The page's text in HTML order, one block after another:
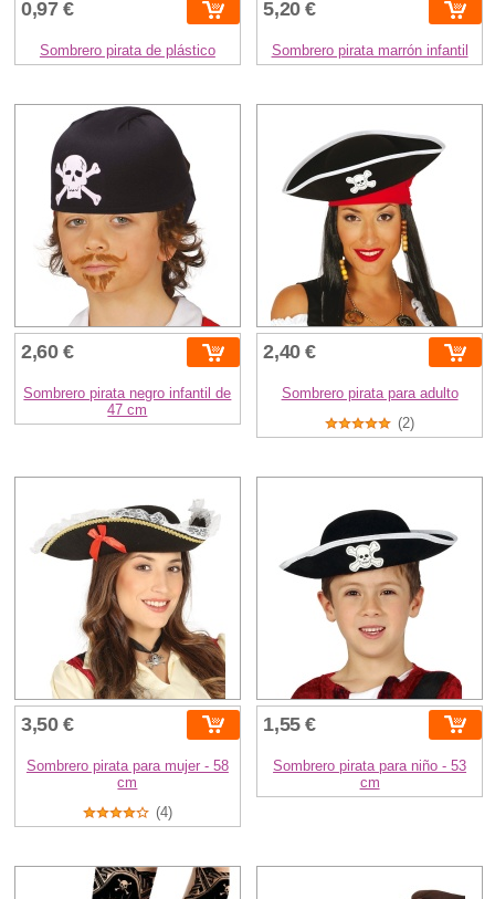
0,97 €
Sombrero pirata de plástico
5,20 €
Sombrero pirata marrón infantil
2,60 €
Sombrero pirata negro infantil de
47 cm
2,40 €
Sombrero pirata para adulto
(2)
3,50 €
Sombrero pirata para mujer - 58
cm
(4)
1,55 €
Sombrero pirata para niño - 53
cm